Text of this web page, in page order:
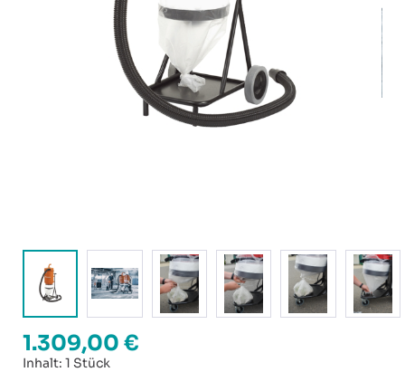
Regulärer Preis:
1.309,00 €
Inhalt: 1 Stück